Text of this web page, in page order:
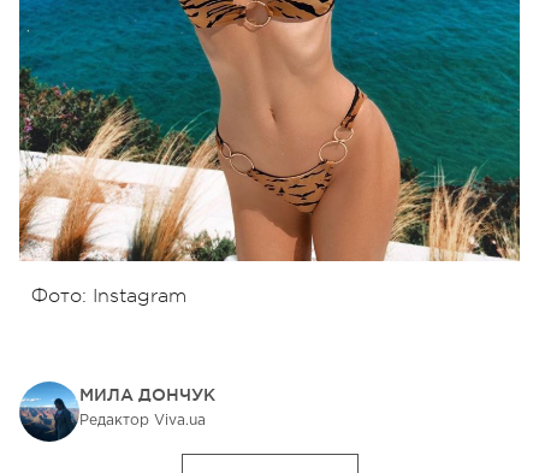
Фото: Instagram
МИЛА ДОНЧУК
Редактор Viva.ua